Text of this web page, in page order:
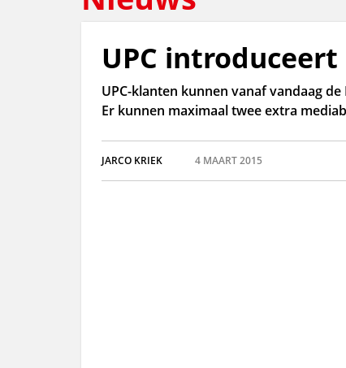
UPC
UPC-klanten kunnen vanaf vandaag
Er kunnen maximaal twee extra
JARCO KRIEK 4 MAART 2015